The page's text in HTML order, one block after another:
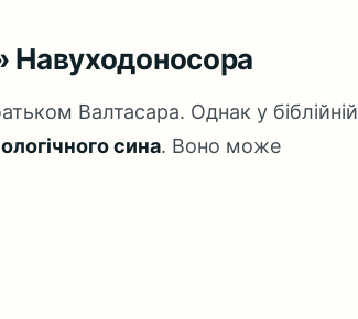
Навуходоносора
Валтасара. Однак у біблійній
сина. Воно може